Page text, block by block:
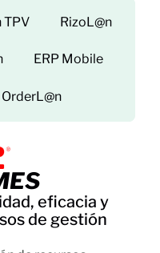
TPV RizoL@n
ERP Mobile
OrderL@n
eficacia y
de gestión